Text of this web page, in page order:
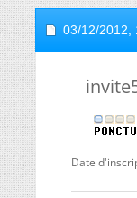
03/12/2012,
Date